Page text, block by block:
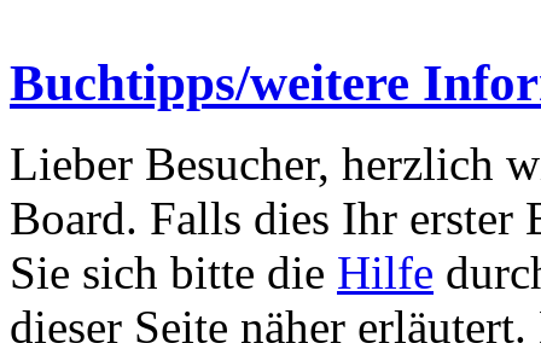
Buchtipps/weitere
Lieber Besucher, herzlich
Board. Falls dies Ihr erster
Sie sich bitte die Hilfe
dieser Seite näher